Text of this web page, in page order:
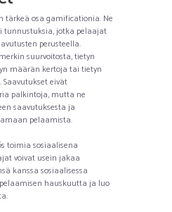
tärkeä osa gamificationia. Ne
tunnustuksia, jotka pelaajat
perusteella.
suurvoitosta, tietyn
määrän kertoja tai tietyn
eivät
palkintoja, mutta ne
saavutuksesta ja
pelaamista.
toimia sosiaalisena
voivat usein jakaa
kanssa sosiaalisessa
hauskuutta ja luo